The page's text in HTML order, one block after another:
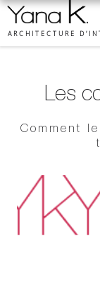
ARCHITECTURE
Les
Comment